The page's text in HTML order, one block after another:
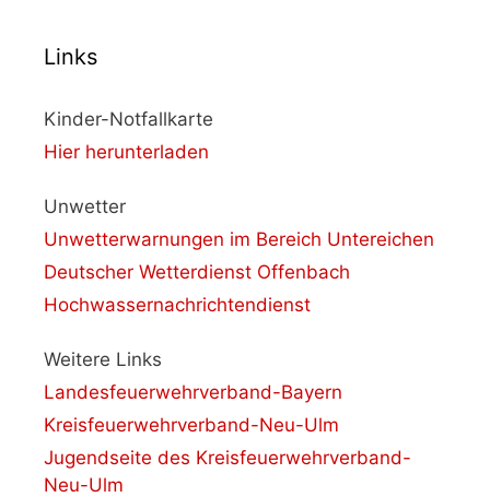
Links
Kinder-Notfallkarte
Hier herunterladen
Unwetter
Unwetterwarnungen im Bereich Untereichen
Deutscher Wetterdienst Offenbach
Hochwassernachrichtendienst
Weitere Links
Landesfeuerwehrverband-Bayern
Kreisfeuerwehrverband-Neu-Ulm
Jugendseite des Kreisfeuerwehrverband-
Neu-Ulm